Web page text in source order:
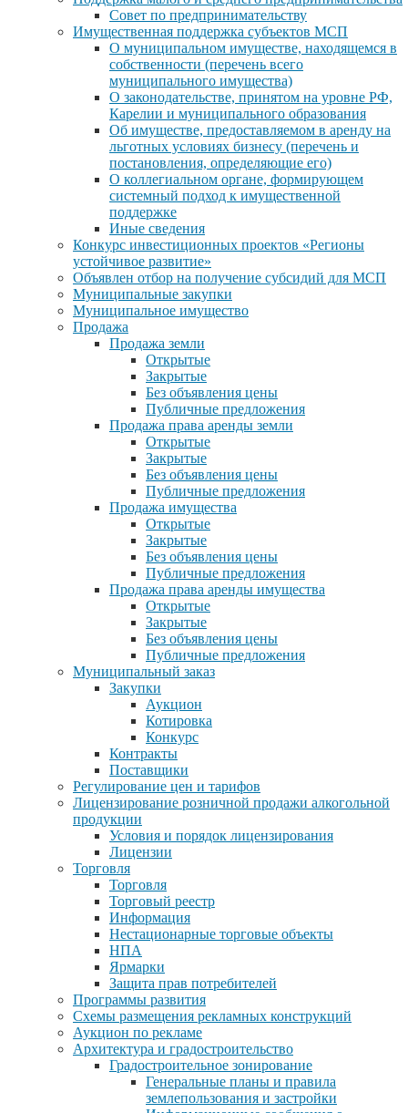
Совет по предпринимательству
Имущественная поддержка субъектов МСП
О муниципальном имуществе, находящемся в
собственности (перечень всего
муниципального имущества)
О законодательстве, принятом на уровне РФ,
Карелии и муниципального образования
Об имуществе, предоставляемом в аренду на
льготных условиях бизнесу (перечень и
постановления, определяющие его)
О коллегиальном органе, формирующем
системный подход к имущественной
поддержке
Иные сведения
Конкурс инвестиционных проектов «Регионы
устойчивое развитие»
Объявлен отбор на получение субсидий для МСП
Муниципальные закупки
Муниципальное имущество
Продажа
Продажа земли
Открытые
Закрытые
Без объявления цены
Публичные предложения
Продажа права аренды земли
Открытые
Закрытые
Без объявления цены
Публичные предложения
Продажа имущества
Открытые
Закрытые
Без объявления цены
Публичные предложения
Продажа права аренды имущества
Открытые
Закрытые
Без объявления цены
Публичные предложения
Муниципальный заказ
Закупки
Аукцион
Котировка
Конкурс
Контракты
Поставщики
Регулирование цен и тарифов
Лицензирование розничной продажи алкогольной
продукции
Условия и порядок лицензирования
Лицензии
Торговля
Торговля
Торговый реестр
Информация
Нестационарные торговые объекты
НПА
Ярмарки
Защита прав потребителей
Программы развития
Схемы размещения рекламных конструкций
Аукцион по рекламе
Архитектура и градостроительство
Градостроительное зонирование
Генеральные планы и правила
землепользования и застройки